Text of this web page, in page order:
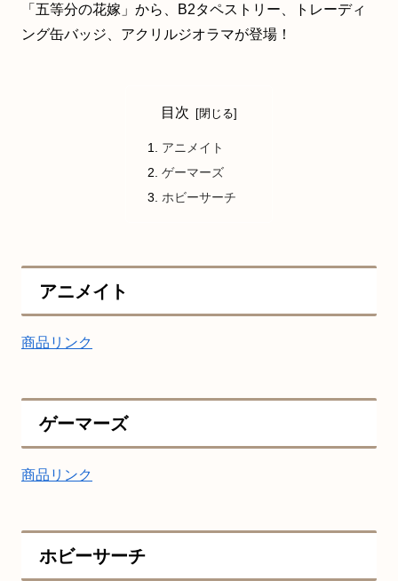
「五等分の花嫁」から、B2タペストリー、トレーディ
ング缶バッジ、アクリルジオラマが登場！
目次
アニメイト
ゲーマーズ
ホビーサーチ
アニメイト
商品リンク
ゲーマーズ
商品リンク
ホビーサーチ